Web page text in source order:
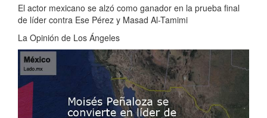
El actor mexicano se alzó como ganador en la prueba final
de líder contra Ese Pérez y Masad Al-Tamimi
La Opinión de Los Ángeles